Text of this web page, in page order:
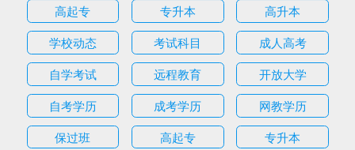
高起专
专升本
高升本
学校动态
考试科目
成人高考
自学考试
远程教育
开放大学
自考学历
成考学历
网教学历
保过班
高起专
专升本